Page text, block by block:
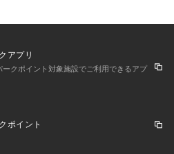
アプリ
クポイント対象施設でご利用できるアプ
ポイント